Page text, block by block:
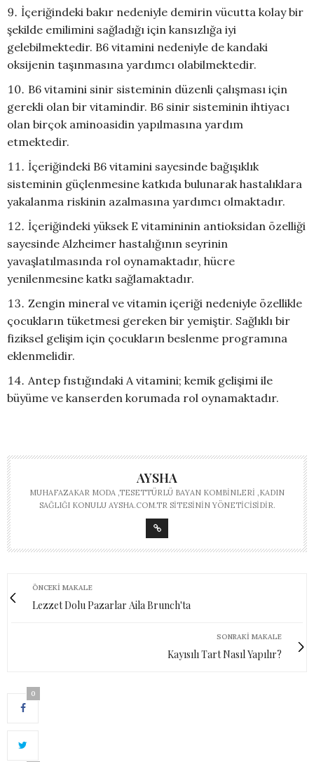
İçeriğindeki bakır nedeniyle demirin vücutta kolay bir
şekilde emilimini sağladığı için kansızlığa iyi
gelebilmektedir. B6 vitamini nedeniyle de kandaki
oksijenin taşınmasına yardımcı olabilmektedir.
B6 vitamini sinir sisteminin düzenli çalışması için
gerekli olan bir vitamindir. B6 sinir sisteminin ihtiyacı
olan birçok aminoasidin yapılmasına yardım
etmektedir.
İçeriğindeki B6 vitamini sayesinde bağışıklık
sisteminin güçlenmesine katkıda bulunarak hastalıklara
yakalanma riskinin azalmasına yardımcı olmaktadır.
İçeriğindeki yüksek E vitamininin antioksidan özelliği
sayesinde Alzheimer hastalığının seyrinin
yavaşlatılmasında rol oynamaktadır, hücre
yenilenmesine katkı sağlamaktadır.
Zengin mineral ve vitamin içeriği nedeniyle özellikle
çocukların tüketmesi gereken bir yemiştir. Sağlıklı bir
fiziksel gelişim için çocukların beslenme programına
eklenmelidir.
Antep fıstığındaki A vitamini; kemik gelişimi ile
büyüme ve kanserden korumada rol oynamaktadır.
AYSHA
MUHAFAZAKAR MODA ,TESETTÜRLÜ BAYAN KOMBINLERI ,KADIN
SAĞLIĞI KONULU AYSHA.COM.TR SITESININ YÖNETICISIDIR.
ÖNCEKI MAKALE
Lezzet Dolu Pazarlar Aila Brunch'ta
SONRAKI MAKALE
Kayısılı Tart Nasıl Yapılır?
0